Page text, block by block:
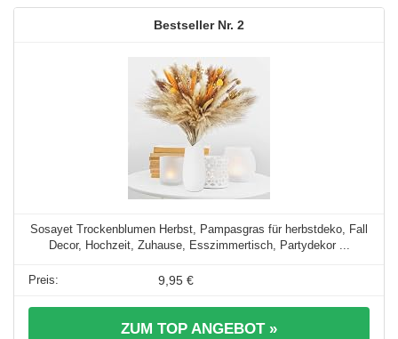
2
Sosayet Trockenblumen Herbst, Pampasgras für herbstdeko, Fall
Decor, Hochzeit, Zuhause, Esszimmertisch, Partydekor ...
9,95 €
ZUM TOP ANGEBOT »